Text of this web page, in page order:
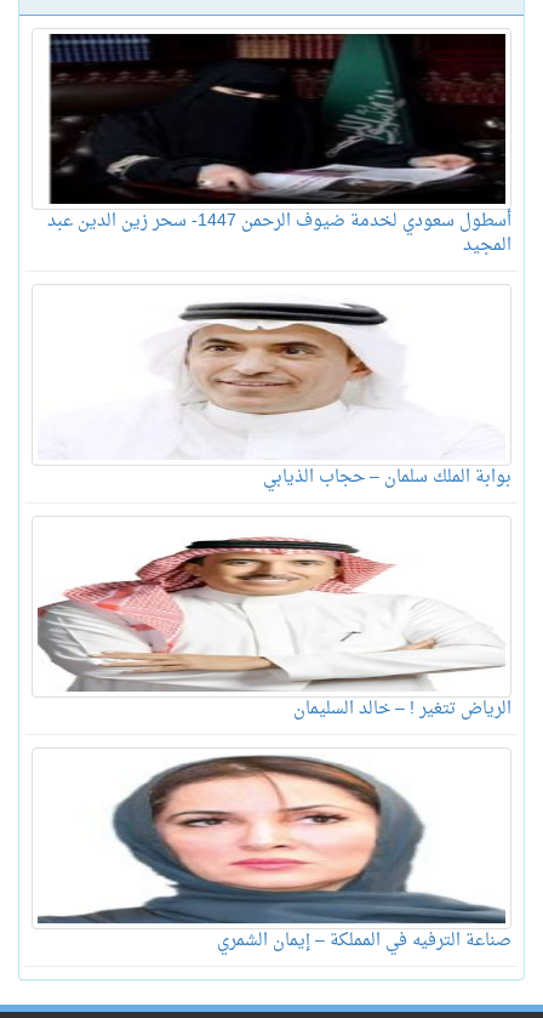
أسطول سعودي لخدمة ضيوف الرحمن 1447- سحر زين الدين عبد
المجيد
بوابة الملك سلمان – حجاب الذيابي
الرياض تتغير ! – خالد السليمان
صناعة الترفيه في المملكة – إيمان الشمري